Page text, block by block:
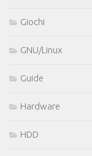
Giochi
GNU/Linux
Guide
Hardware
HDD